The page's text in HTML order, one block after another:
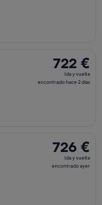
722 €
Ida
y
722 €
Ida y vuelta
encontrado hace 2 días
726 €
Ida
y
726 €
Ida y vuelta
encontrado ayer